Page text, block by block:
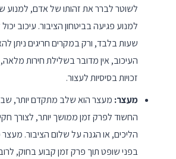
לשוטר לברר את זהותו של אדם, למנוע
למנוע פגיעה בביטחון הציבור. עיכוב
שעות בלבד, ורק במקרים חריגים ניתן
העיכוב, אין מדובר בשלילת חירות מלאה,
זכויות בסיסיות לעצור.
מעצר: מעצר הוא שלב מתקדם יותר,
החשוד לפרק זמן ממושך יותר, לצורך
הליכים, או הגנה על שלום הציבור.